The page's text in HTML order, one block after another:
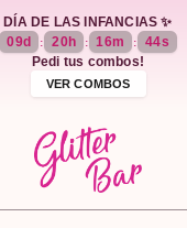
DÍA DE LAS INFANCIAS ✨
09d : 20h : 16m : 41s
Pedi tus combos!
VER COMBOS